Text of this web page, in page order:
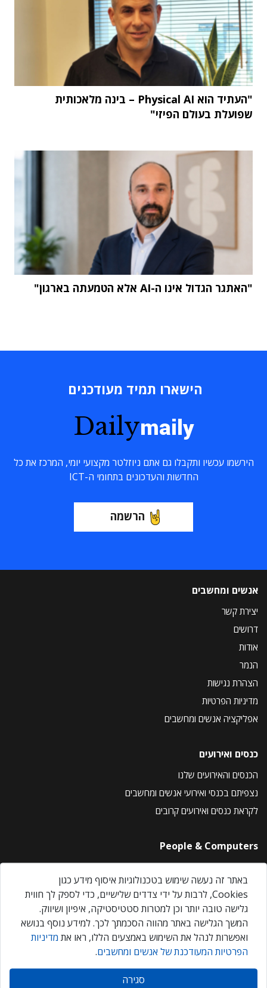
"העתיד הוא Physical AI – בינה מלאכותית
שפועלת בעולם הפיזי"
"האתגר הגדול אינו ה-AI אלא הטמעתה בארגון"
הישארו תמיד מעודכנים
Dailymaily
הירשמו עכשיו ותקבלו גם אתם ניוזלטר מקצועי יומי, המרכז את כל
החדשות והעדכונים בתחומי ה-ICT
הרשמה
אנשים ומחשבים
יצירת קשר
דרושים
אודות
הנמר
הצהרת נגישות
מדיניות הפרטיות
אפליקציה אנשים ומחשבים
כנסים ואירועים
הכנסים והאירועים שלנו
נצפיתם בכנסי ואירועי אנשים ומחשבים
לקראת כנסים ואירועים קרובים
People & Computers
About Us
Privacy Policy
Contact Us
Our Events
אנשים ומחשבים © 2026 – כל הזכויות שמורות
באתר זה נעשה שימוש בטכנולוגיות איסוף מידע כגון
Cookies, לרבות על ידי צדדים שלישיים, כדי לספק לך חווית
גלישה טובה יותר וכן למטרות סטטיסטיקה, איפיון ושיווק.
המשך הגלישה באתר מהווה הסכמתך לכך. למידע נוסף בנושא
ואפשרות לנהל את השימוש באמצעים הללו, ראו את מדיניות
הפרטיות המעודכנת של אנשים ומחשבים.
סגירה